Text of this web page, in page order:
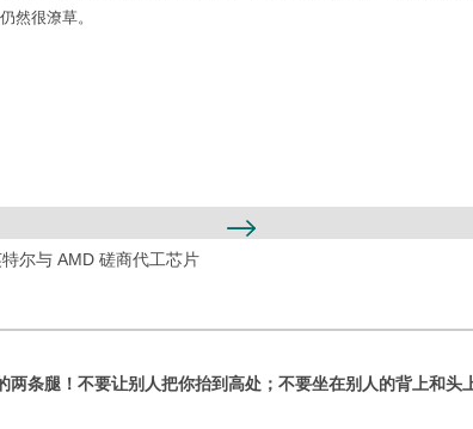
然很潦草。
尔与 AMD 磋商代工芯片
条腿！不要让别人把你抬到高处；不要坐在别人的背上和头